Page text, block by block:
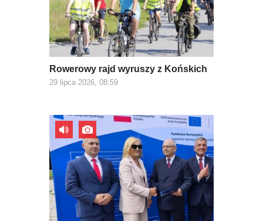
Rowerowy rajd wyruszy z Końskich
29 lipca 2026, 08:59